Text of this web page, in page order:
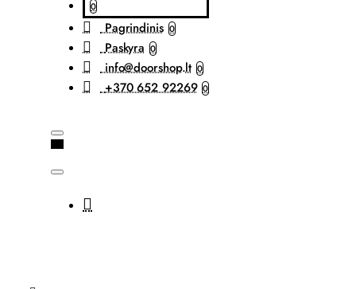
0
Pagrindinis 0
Paskyra 0
info@doorshop.lt 0
+370 652 92269 0